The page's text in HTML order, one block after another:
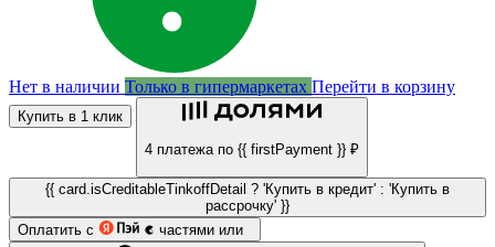
Нет в наличии Только в гипермаркетах Перейти в корзину
Купить в 1 клик
4 платежа по {{ firstPayment }} ₽
{{ card.isCreditableTinkoffDetail ? 'Купить в кредит' : 'Купить в
рассрочку' }}
Оплатить с
частями или